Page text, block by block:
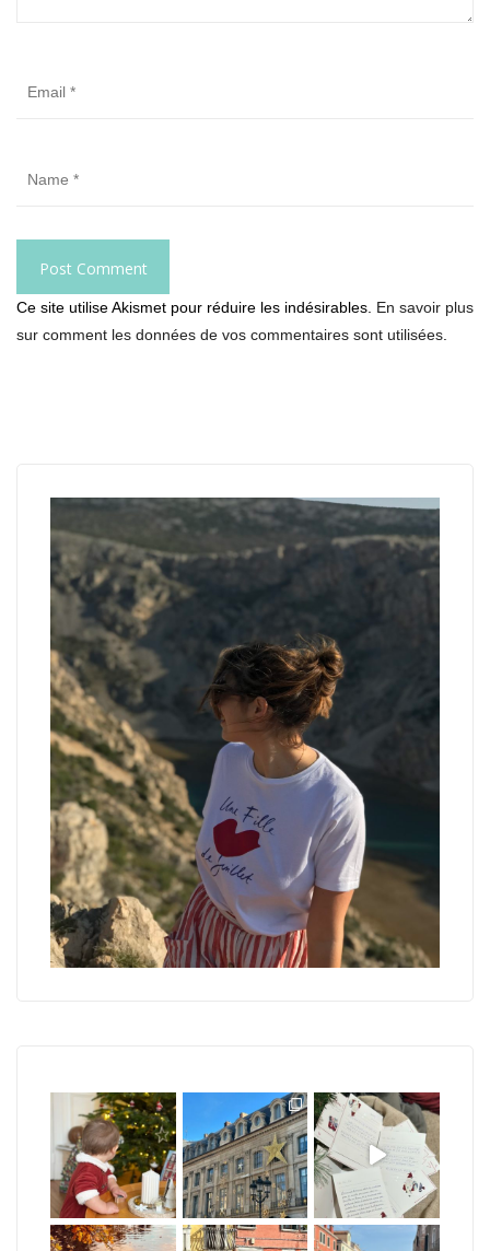
Ce site utilise Akismet pour réduire les indésirables. En savoir plus
sur comment les données de vos commentaires sont utilisées